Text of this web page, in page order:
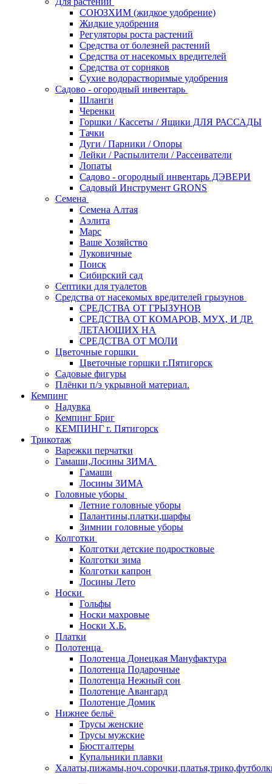
СОЮЗХИМ (жидкое удобрение)
Жидкие удобрения
Регуляторы роста растений
Средства от болезней растений
Средства от насекомых вредителей
Средства от сорняков
Сухие водорастворимые удобрения
Садово - огородный инвентарь
Шланги
Черенки
Горшки / Кассеты / Ящики ДЛЯ РАССАДЫ
Тачки
Дуги / Парники / Опоры
Лейки / Распылители / Рассеиватели
Лопаты
Садово - огородный инвентарь ДЭВЕРИ
Садовый Инструмент GRONS
Семена
Семена Алтая
Аэлита
Марс
Ваше Хозяйство
Луковичные
Поиск
Сибирский сад
Септики для туалетов
Средства от насекомых вредителей грызунов
СPEДСТВА ОТ ГРЫЗУНОВ
СРЕДСТВА ОТ КОМАРОВ, МУХ, И ДР.
ЛЕТАЮЩИХ НА
СРЕДСТВА ОТ МОЛИ
Цветочные горшки
Цветочные горшки г.Пятигорск
Садовые фигуры
Плёнки п/э укрывной материал.
Кемпинг
Надувка
Кемпинг Бриг
КЕМПИНГ г. Пятигорск
Трикотаж
Варежки перчатки
Гамаши,Лосины ЗИМА
Гамаши
Лосины ЗИМА
Головные уборы
Летние головные уборы
Палантины,платки,шарфы
Зимнии головные уборы
Колготки
Колготки детские подростковые
Колготки зима
Колготки капрон
Лосины Лето
Носки
Гольфы
Носки махровые
Носки Х.Б.
Платки
Полотенца
Полотенца Донецкая Мануфактура
Полотенца Подарочные
Полотенца Нежный сон
Полотенце Авангард
Полотенце Домик
Нижнее бельё
Трусы женские
Трусы мужские
Бюстгалтеры
Купальники плавки